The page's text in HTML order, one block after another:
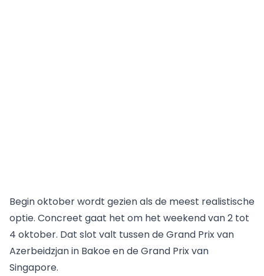
Begin oktober wordt gezien als de meest realistische
optie. Concreet gaat het om het weekend van 2 tot
4 oktober. Dat slot valt tussen de Grand Prix van
Azerbeidzjan in Bakoe en de Grand Prix van
Singapore.